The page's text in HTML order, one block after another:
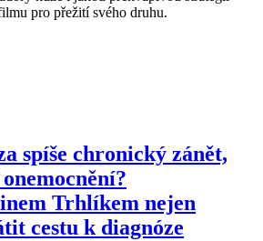
pro přežití svého druhu.
spíše chronický zánět,
Trhlíkem nejen
cestu k diagnóze